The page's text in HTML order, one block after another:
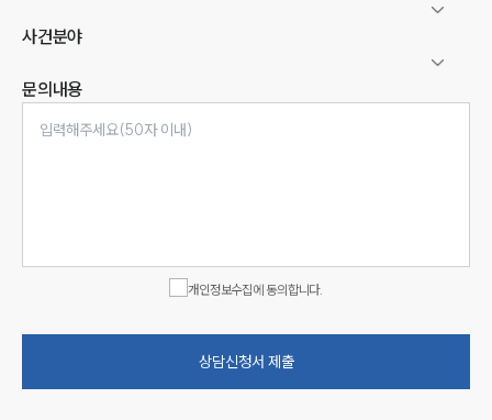
사건분야
문의내용
개인정보수집에 동의합니다.
상담신청서 제출